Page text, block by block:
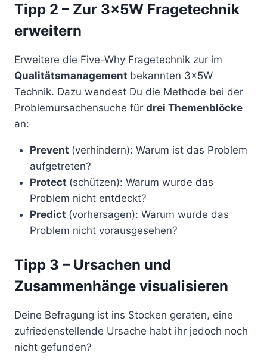
Tipp 2 – Zur 3x5W Fragetechnik
erweitern
Erweitere die Five-Why Fragetechnik zur im
Qualitätsmanagement bekannten 3x5W
Technik. Dazu wendest Du die Methode bei der
Problemursachensuche für drei Themenblöcke
an:
Prevent (verhindern): Warum ist das Problem
aufgetreten?
Protect (schützen): Warum wurde das
Problem nicht entdeckt?
Predict (vorhersagen): Warum wurde das
Problem nicht vorausgesehen?
Tipp 3 – Ursachen und
Zusammenhänge visualisieren
Deine Befragung ist ins Stocken geraten, eine
zufriedenstellende Ursache habt ihr jedoch noch
nicht gefunden?